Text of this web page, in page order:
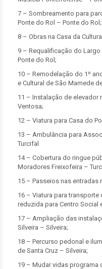
7 – Sombreamento para
Ponte do Rol – Ponte do Rol;
8 – Obras na Casa da
9 – Requalificação do
Ponte do Rol;
10 – Remodelação do 1º
e Cultural de São Mamede
11 – Instalação de elevador
Ventosa;
12 – Viatura para Casa do
13 – Ambulância para
Turcifal
14 – Cobertura do ringue
Moradores Freixofeira –
15 – Passeios nas entradas
16 – Viatura para
reduzida para Centro Social
17 – Ampliação das
Silveira – Silveira;
18 – Percurso pedonal e
de Santa Cruz – Silveira;
19 – Mudar vidas programa